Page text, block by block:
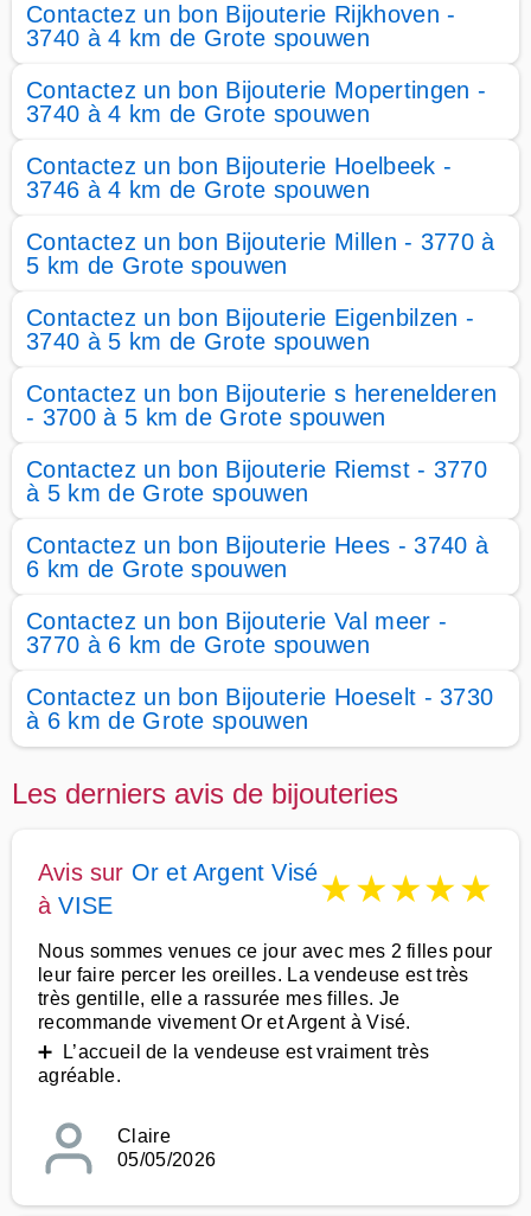
Contactez un bon Bijouterie Rijkhoven -
3740 à 4 km de Grote spouwen
Contactez un bon Bijouterie Mopertingen -
3740 à 4 km de Grote spouwen
Contactez un bon Bijouterie Hoelbeek -
3746 à 4 km de Grote spouwen
Contactez un bon Bijouterie Millen - 3770 à
5 km de Grote spouwen
Contactez un bon Bijouterie Eigenbilzen -
3740 à 5 km de Grote spouwen
Contactez un bon Bijouterie s herenelderen
- 3700 à 5 km de Grote spouwen
Contactez un bon Bijouterie Riemst - 3770
à 5 km de Grote spouwen
Contactez un bon Bijouterie Hees - 3740 à
6 km de Grote spouwen
Contactez un bon Bijouterie Val meer -
3770 à 6 km de Grote spouwen
Contactez un bon Bijouterie Hoeselt - 3730
à 6 km de Grote spouwen
Les derniers avis de bijouteries
Avis sur Or et Argent Visé
àVISE ★★★★★
Nous sommes venues ce jour avec mes 2 filles pour
leur faire percer les oreilles. La vendeuse est très
très gentille, elle a rassurée mes filles. Je
recommande vivement Or et Argent à Visé.
➕ L’accueil de la vendeuse est vraiment très
agréable.
Claire
05/05/2026